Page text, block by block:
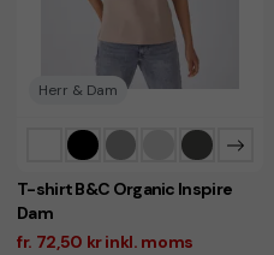
Herr & Dam
T-shirt B&C Organic Inspire
Dam
fr. 72,50 kr inkl. moms